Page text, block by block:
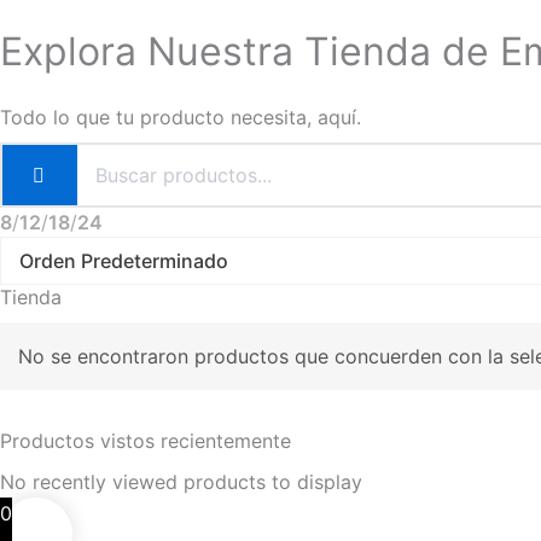
Explora Nuestra Tienda de
Todo lo que tu producto necesita, aquí.
8 12 18 24
Tienda
No se encontraron productos que concuerden con la
Productos vistos recientemente
No recently viewed products to display
0